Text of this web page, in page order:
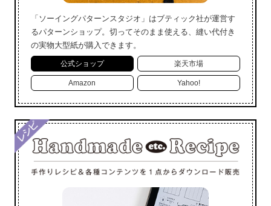
「ソーイングパターンスタジオ」はブティック社が運営す
るパターンショップ。切ってそのまま使える、縫い代付き
の実物大型紙が購入できます。
公式ショップ 楽天市場
Amazon Yahoo!